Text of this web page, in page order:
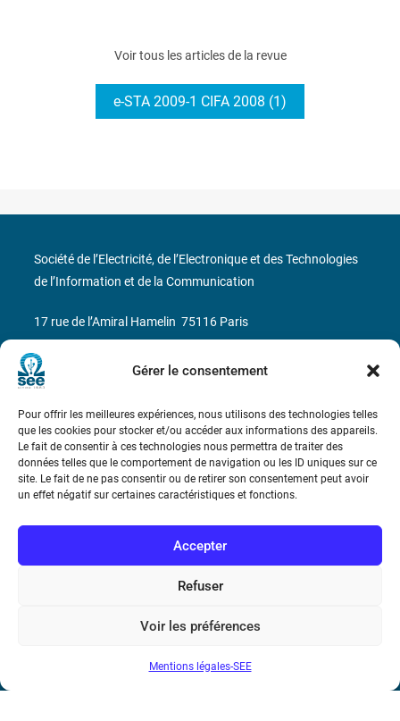
Gérer le consentement
Pour offrir les meilleures expériences, nous utilisons des technologies telles
que les cookies pour stocker et/ou accéder aux informations des appareils.
Le fait de consentir à ces technologies nous permettra de traiter des
données telles que le comportement de navigation ou les ID uniques sur ce
site. Le fait de ne pas consentir ou de retirer son consentement peut avoir
un effet négatif sur certaines caractéristiques et fonctions.
Accepter
Refuser
Voir les préférences
Mentions légales-SEE
Voir tous les articles de la revue
e-STA 2009-1 CIFA 2008 (1)
Bicentenaire des découvertes d’André-
Marie Ampère
Conditions Générales de Vente
Mentions légales
Société de l’Electricité, de l’Electronique et des Technologies
de l’Information et de la Communication
17 rue de l’Amiral Hamelin 75116 Paris
Métro : « Boissière » Ligne 6 et « Iéna » Ligne 9
N° de SIREN : 785 393 232, Code APE : 9412Z TVA intra-
communautaire : FR44 785 393 232